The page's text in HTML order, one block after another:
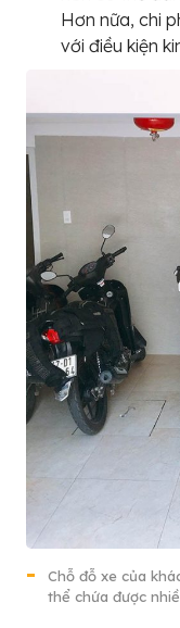
Hơn nữa, chi
với điều kiện
Chỗ đỗ xe của
thể chứa được